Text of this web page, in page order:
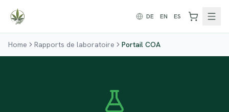
DE EN ES
Home Rapports de laboratoire Portail COA